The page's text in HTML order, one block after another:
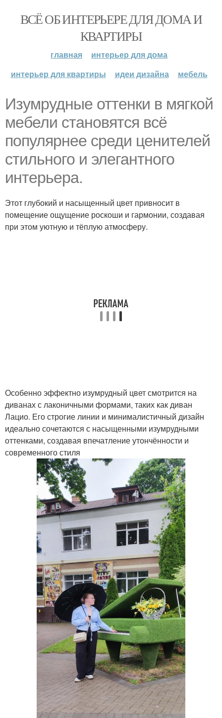
ВСЁ ОБ ИНТЕРЬЕРЕ ДЛЯ ДОМА И
КВАРТИРЫ
главная
интерьер для дома
интерьер для квартиры
идеи дизайна мебель
Изумрудные оттенки в мягкой
мебели становятся всё
популярнее среди ценителей
стильного и элегантного
интерьера.
Этот глубокий и насыщенный цвет привносит в
помещение ощущение роскоши и гармонии, создавая
при этом уютную и тёплую атмосферу.
Особенно эффектно изумрудный цвет смотрится на
диванах с лаконичными формами, таких как диван
Лацио. Его строгие линии и минималистичный дизайн
идеально сочетаются с насыщенными изумрудными
оттенками, создавая впечатление утончённости и
современного стиля